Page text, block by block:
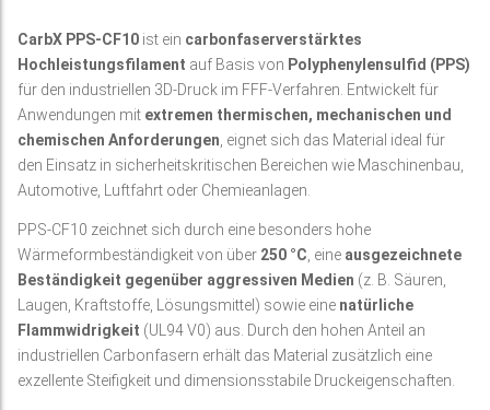
CarbX PPS-CF10 ist ein carbonfaserverstärktes
Hochleistungsfilament auf Basis von Polyphenylensulfid (PPS)
für den industriellen 3D-Druck im FFF-Verfahren. Entwickelt für
Anwendungen mit extremen thermischen, mechanischen und
chemischen Anforderungen , eignet sich das Material ideal für
den Einsatz in sicherheitskritischen Bereichen wie Maschinenbau,
Automotive, Luftfahrt oder Chemieanlagen.
PPS-CF10 zeichnet sich durch eine besonders hohe
Wärmeformbeständigkeit von über 250 °C, eine ausgezeichnete
Beständigkeit gegenüber aggressiven Medien (z. B. Säuren,
Laugen, Kraftstoffe, Lösungsmittel) sowie eine natürliche
Flammwidrigkeit (UL94 V0) aus. Durch den hohen Anteil an
industriellen Carbonfasern erhält das Material zusätzlich eine
exzellente Steifigkeit und dimensionsstabile Druckeigenschaften.